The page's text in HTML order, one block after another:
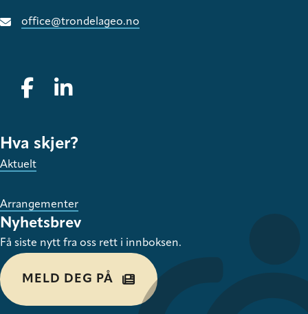
office@trondelageo.no
Gå til vår Facebook
Gå til vår LinkedIn
Hva skjer?
Aktuelt
Arrangementer
Nyhetsbrev
Få siste nytt fra oss rett i innboksen.
MELD DEG PÅ